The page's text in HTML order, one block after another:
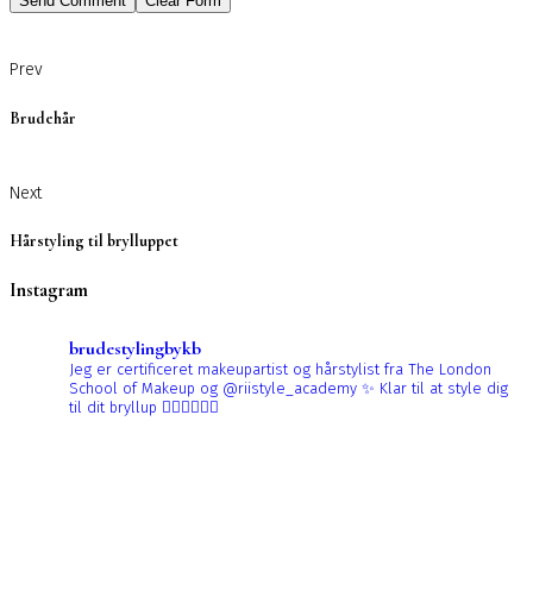
Prev
Brudehår
Next
Hårstyling til brylluppet
Instagram
brudestylingbykb
Jeg er certificeret makeupartist og hårstylist fra The London
School of Makeup og @riistyle_academy ✨ Klar til at style dig
til dit bryllup 👰🏼‍♀️👰🏻‍♀️